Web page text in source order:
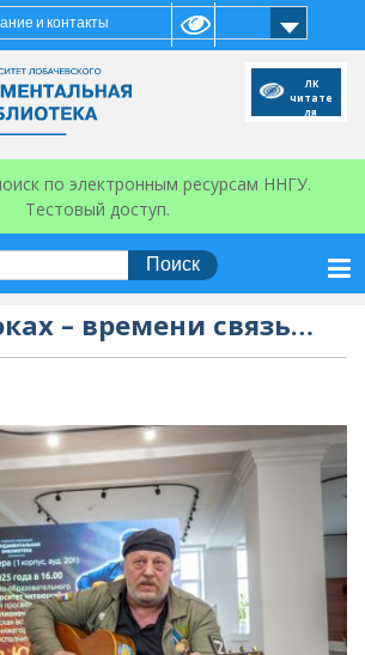
и контакты
ЛК
читате
ля
по электронным ресурсам ННГУ.
Тестовый доступ.
– времени связь…